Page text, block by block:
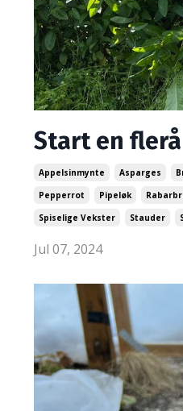
Start en
Appelsinmynte Asparges
Pepperrot
Pipeløk
Spiselige Vekster
Stauder
Jul 07, 2024